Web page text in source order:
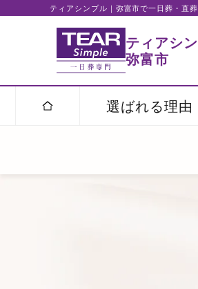
ティアシンプル｜弥富市で一日葬・直
ティアシ
弥富市
選ばれる理由